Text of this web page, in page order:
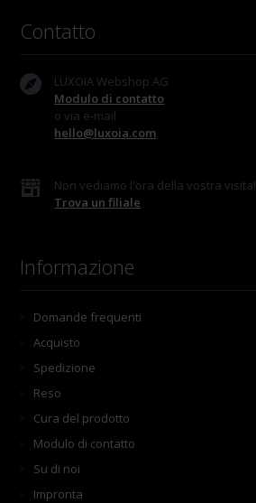
Contatto
LUXOIA Webshop AG
Modulo di contatto
o via e-mail
hello@luxoia.com
Non vediamo l'ora della vostra visita!
Trova un filiale
Informazione
Domande frequenti
Acquisto
Spedizione
Reso
Cura del prodotto
Modulo di contatto
Su di noi
Impronta